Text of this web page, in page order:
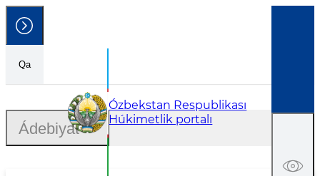
Qa
Ózbekstan Respublikası
Húkimetlik portalı
Ádebiyat
Ádebiyat